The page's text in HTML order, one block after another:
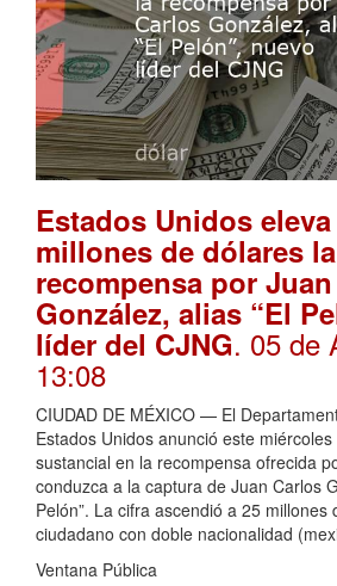
Estados Unidos eleva
millones de dólares la
recompensa por
González, alias “El
líder del CJNG. 05 de
13:08
CIUDAD DE MÉXICO — El
Estados Unidos anunció este
sustancial en la recompensa ofrecida
conduzca a la captura de Juan Carlos
Pelón”. La cifra ascendió a 25 millones
ciudadano con doble nacionalidad
Ventana Pública